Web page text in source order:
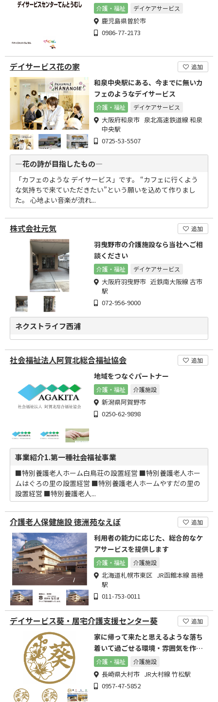
介護・福祉 デイケアサービス
鹿児島県曽於市
0986-77-2173
デイサービス花の家 追加
和泉中央駅にある、今までに無いカ
フェのようなデイサービス
介護・福祉 デイケアサービス
大阪府和泉市 泉北高速鉄道線 和泉
中央駅
0725-53-5507
―花の詩が目指したもの―
「カフェのような デイサービス」です。 “カフェに行くよう
な気持ちで来ていただきたい”という願いを込めて作りまし
た。 心地よい音楽が流れ...
株式会社元気 追加
羽曳野市の介護施設なら当社へご相
談ください
介護・福祉 デイケアサービス
大阪府羽曳野市 近鉄南大阪線 古市
駅
072-956-9000
ネクストライフ西浦
社会福祉法人阿賀北総合福祉協会 追加
地域をつなぐパートナー
介護・福祉 介護施設
新潟県阿賀野市
0250-62-9898
事業紹介1.第一種社会福祉事業
■特別養護老人ホーム白鳥荘の設置経営 ■特別養護老人ホー
ムはぐろの里の設置経営 ■特別養護老人ホームやすだの里の
設置経営 ■特別養護老人...
介護老人保健施設 徳洲苑なえぼ 追加
利用者の能力に応じた、総合的なケ
アサービスを提供します
介護・福祉 介護施設
北海道札幌市東区 JR函館本線 苗穂
駅
011-753-0011
デイサービス葵・居宅介護支援センター葵 追加
家に帰って来たと思えるような落ち
着いて過ごせる環境・雰囲気を作
り、皆様をお待ちしています
介護・福祉 介護施設
長崎県大村市 JR大村線 竹松駅
0957-47-5852